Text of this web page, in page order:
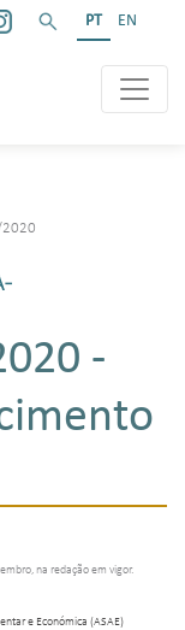
PT EN
-
na redação em vigor.
e Económica (ASAE)